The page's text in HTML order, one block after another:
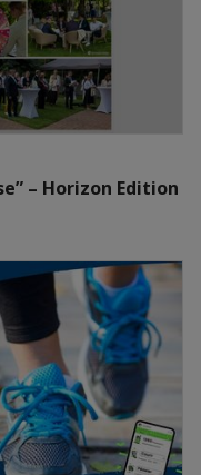
– Horizon Edition